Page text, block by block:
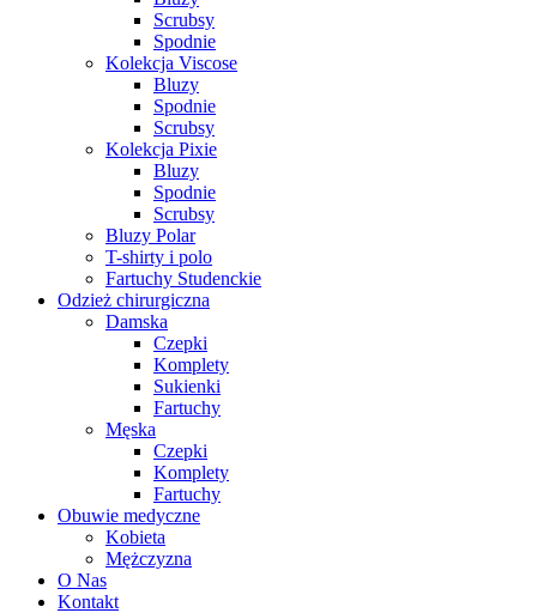
Scrubsy
Spodnie
Kolekcja Viscose
Bluzy
Spodnie
Scrubsy
Kolekcja Pixie
Bluzy
Spodnie
Scrubsy
Bluzy Polar
T-shirty i polo
Fartuchy Studenckie
Odzież chirurgiczna
Damska
Czepki
Komplety
Sukienki
Fartuchy
Męska
Czepki
Komplety
Fartuchy
Obuwie medyczne
Kobieta
Mężczyzna
O Nas
Kontakt